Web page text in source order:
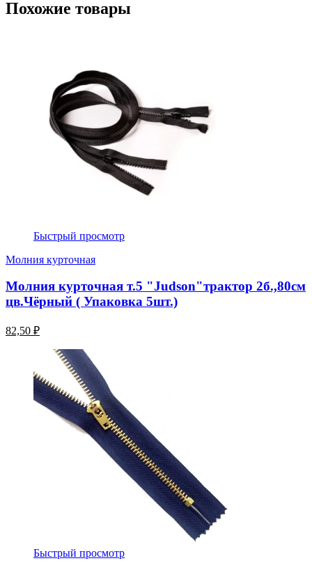
Похожие товары
Быстрый просмотр
Молния курточная
Молния курточная т.5 "Judson"трактор 2б.,80см
цв.Чёрный ( Упаковка 5шт.)
82,50 ₽
Быстрый просмотр